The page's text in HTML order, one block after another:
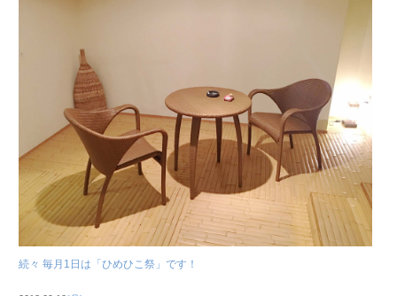
続々 毎月1日は「ひめひこ祭」です！